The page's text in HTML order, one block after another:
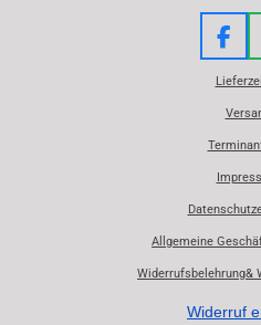
F
a
c
e
o
o
Allgemeine
Widerrufsbelehrung&
Widerruf